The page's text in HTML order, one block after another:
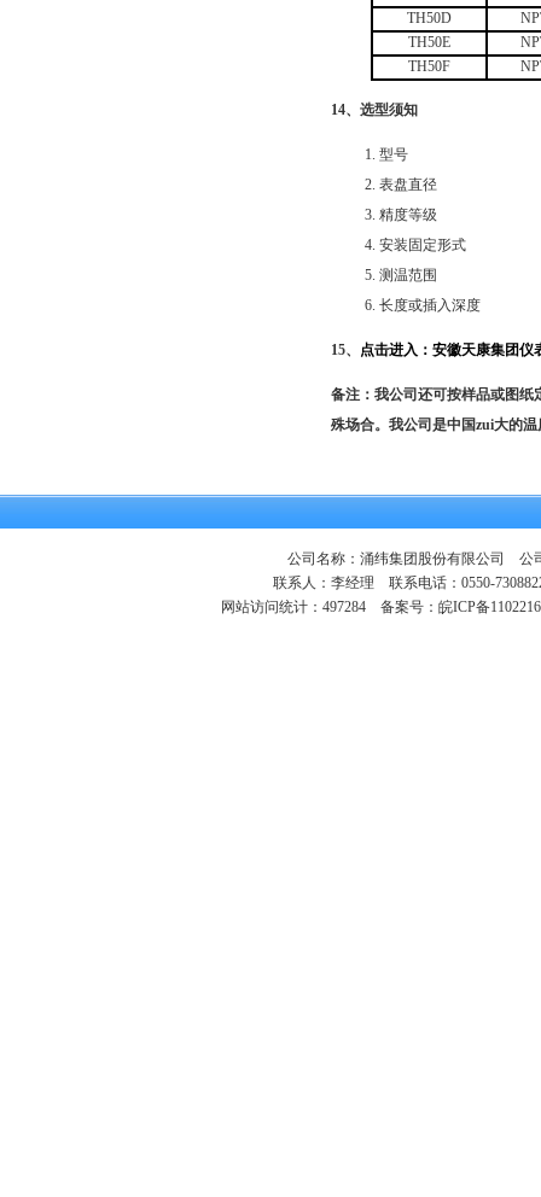
TH50D
TH50E
TH50F
14、选型须知
型号
表盘直径
精度等级
安装固定形式
测温范围
长度或插入深度
15、 点击进入： 安徽天康集团仪
备注：我公司还可按样品或图纸
殊场合。我公司是中国zui大的
公司名称：涌纬集团股份有限公司 公
联系人：李经理 联系电话：0550-
网站访问统计：497284 备案号：皖ICP备